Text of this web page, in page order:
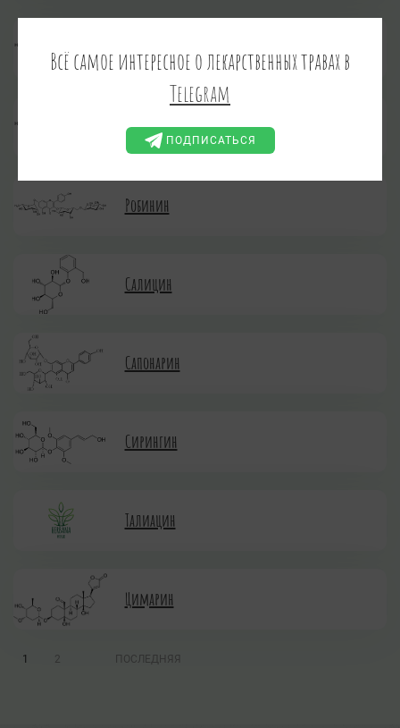
Кониферин
Миртиллин
Робинин
Салицин
Сапонарин
Сирингин
Талиацин
Цимарин
1 2 ПОСЛЕДНЯЯ
Всё самое интересное о лекарственных травах в
Telegram
ПОДПИСАТЬСЯ